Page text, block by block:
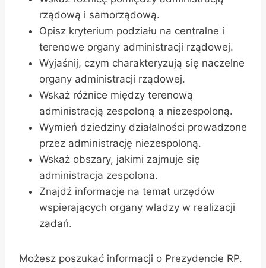
rządową i samorządową.
Opisz kryterium podziału na centralne i
terenowe organy administracji rządowej.
Wyjaśnij, czym charakteryzują się naczelne
organy administracji rządowej.
Wskaż różnice między terenową
administracją zespoloną a niezespoloną.
Wymień dziedziny działalności prowadzone
przez administrację niezespoloną.
Wskaż obszary, jakimi zajmuje się
administracja zespolona.
Znajdź informacje na temat urzędów
wspierających organy władzy w realizacji
zadań.
Możesz poszukać informacji o Prezydencie RP.